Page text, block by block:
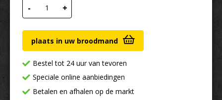
- +
plaats in uw broodmand
Bestel tot 24 uur van tevoren
Speciale online aanbiedingen
Betalen en afhalen op de markt